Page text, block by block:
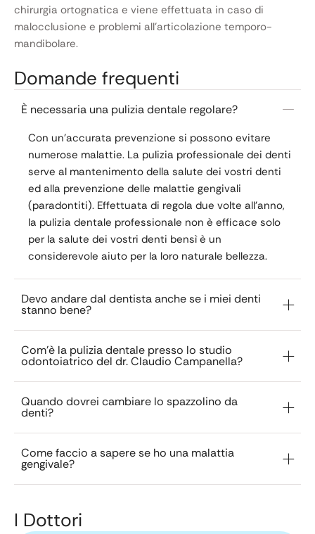
chirurgia ortognatica e viene effettuata in caso di
malocclusione e problemi all’articolazione temporo-
mandibolare.
Domande frequenti
È necessaria una pulizia dentale regolare?
Con un’accurata prevenzione si possono evitare
numerose malattie. La pulizia professionale dei denti
serve al mantenimento della salute dei vostri denti
ed alla prevenzione delle malattie gengivali
(paradontiti). Effettuata di regola due volte all’anno,
la pulizia dentale professionale non è efficace solo
per la salute dei vostri denti bensì è un
considerevole aiuto per la loro naturale bellezza.
Devo andare dal dentista anche se i miei denti
stanno bene?
Com'è la pulizia dentale presso lo studio
odontoiatrico del dr. Claudio Campanella?
Quando dovrei cambiare lo spazzolino da
denti?
Come faccio a sapere se ho una malattia
gengivale?
I Dottori